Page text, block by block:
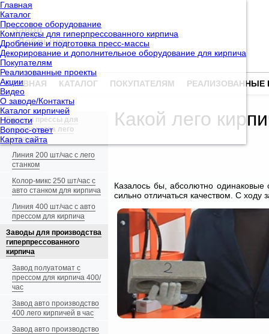
Главная
Каталог
Прессовое оборудование
Комплексы для гиперпрессованного кирпича
Дробление и подготовка пресс-массы
Декорирование и дополнительное оборудование для кирпича
Покупателям
Реализованные проекты
Акции
Видео
О заводе/Контакты
Каталог кирпичей
Новости
Вопрос-ответ
Карта сайта
Завод
«Добрыня»
ГЛАВНАЯ КАТАЛОГ ПОКУПАТЕЛЯМ РЕАЛИЗОВАННЫЕ
Линии и прессы для
производства лего
кирпича
Линия 200 шт/час с лего
станком
Колор-микс 250 шт/час с
авто станком для кирпича
Линия 400 шт/час с авто
прессом для кирпича
Заводы для производства
гиперпрессованного
кирпича
Завод полуатомат с
прессом для кирпича 400/
час
Завод авто производство
400 лего кирпичей в час
Завод авто производство
Какой лего
Казалось бы, абсолютно одинаковые
сильно отличаться качеством. С